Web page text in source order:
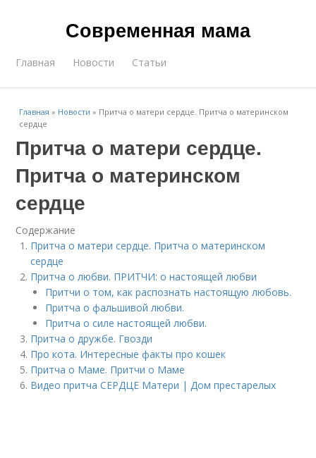
Современная мама
Главная Новости Статьи
Главная » Новости » Притча о матери сердце. Притча о материнском
сердце
Притча о матери сердце.
Притча о материнском
сердце
Содержание
Притча о матери сердце. Притча о материнском
сердце
Притча о любви. ПРИТЧИ: о настоящей любви
Притчи о том, как распознать настоящую любовь.
Притча о фальшивой любви.
Притча о силе настоящей любви.
Притча о дружбе. Гвозди
Про кота. Интересные факты про кошек
Притча о Маме. Притчи о Маме
Видео притча СЕРДЦЕ Матери | Дом престарелых